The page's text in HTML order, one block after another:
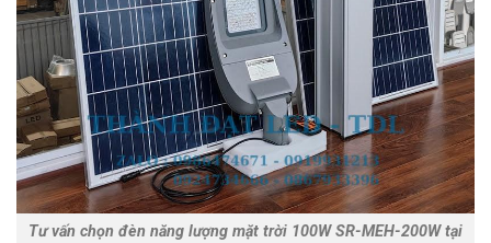
Tư vấn chọn đèn năng lượng mặt trời 100W SR-MEH-200W tại